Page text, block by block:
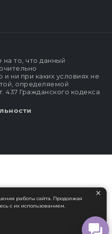
то, что данный
ни при каких условиях не
определяемой
437 Гражданского кодекса
×
работы сайта. Продолжая
с их использованием.